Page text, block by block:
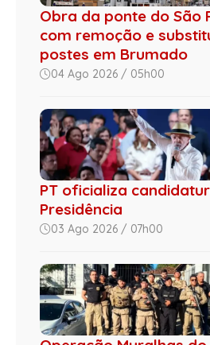
Obra da ponte do São
com remoção e
postes em Brumado
04 Ago 2026 / 05h00
PT oficializa
Presidência
03 Ago 2026 / 07h00